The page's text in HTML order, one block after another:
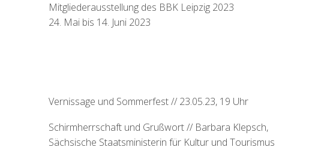
Mitgliederausstellung des BBK Leipzig 2023
24. Mai bis 14. Juni 2023
Vernissage und Sommerfest // 23.05.23, 19 Uhr
Schirmherrschaft und Grußwort // Barbara Klepsch,
Sächsische Staatsministerin für Kultur und Tourismus